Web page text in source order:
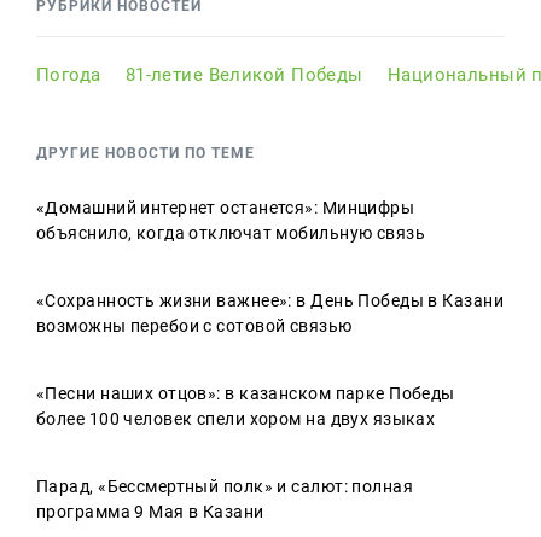
РУБРИКИ НОВОСТЕЙ
Погода 81-летие Великой Победы Национальный
ДРУГИЕ НОВОСТИ ПО ТЕМЕ
«Домашний интернет останется»: Минцифры
объяснило, когда отключат мобильную связь
«Сохранность жизни важнее»: в День Победы в Казани
возможны перебои с сотовой связью
«Песни наших отцов»: в казанском парке Победы
более 100 человек спели хором на двух языках
Парад, «Бессмертный полк» и салют: полная
программа 9 Мая в Казани